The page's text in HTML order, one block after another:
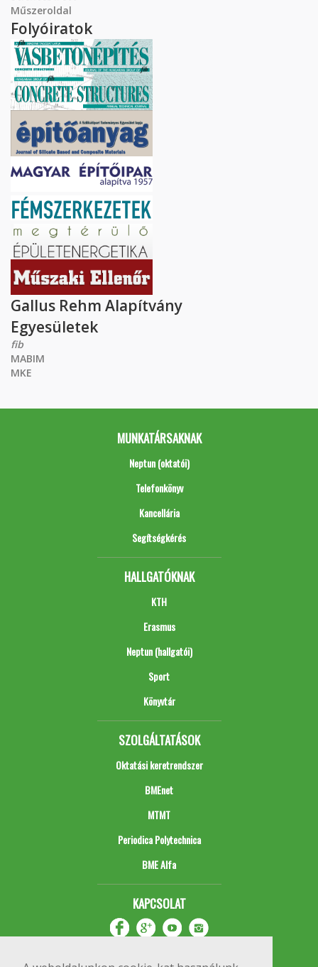
Műszeroldal
Folyóiratok
Gallus Rehm Alapítvány
Egyesületek
fib
MABIM
MKE
MUNKATÁRSAKNAK
Neptun (oktatói)
Telefonkönyv
Kancellária
Segítségkérés
HALLGATÓKNAK
KTH
Erasmus
Neptun (hallgatói)
Sport
Könyvtár
SZOLGÁLTATÁSOK
Oktatási keretrendszer
BMEnet
MTMT
Periodica Polytechnica
BME Alfa
KAPCSOLAT